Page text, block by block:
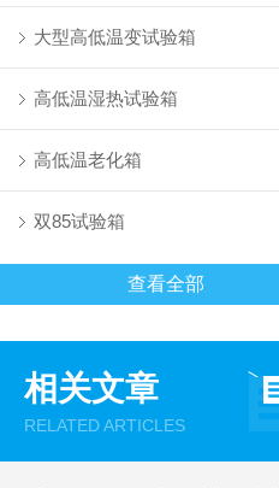
大型高低温变试验箱
高低温湿热试验箱
高低温老化箱
双85试验箱
查看全部
相关文章
RELATED ARTICLES